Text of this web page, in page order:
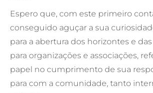
Espero que, com este primeiro
conseguido aguçar a sua
para a abertura dos horizontes e
para organizações e associações,
papel no cumprimento de sua
para com a comunidade, tanto